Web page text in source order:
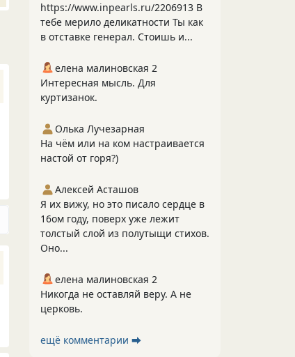
https://www.inpearls.ru/2206913 В
тебе мерило деликатности Ты как
в отставке генерал. Стоишь и...
елена малиновская 2
Интересная мысль. Для
куртизанок.
Олька Лучезарная
На чём или на ком настраивается
настой от горя?)
Алексей Асташов
Я их вижу, но это писало сердце в
16ом году, поверх уже лежит
толстый слой из полутыщи стихов.
Оно...
елена малиновская 2
Никогда не оставляй веру. А не
церковь.
ещё комментарии ⮕